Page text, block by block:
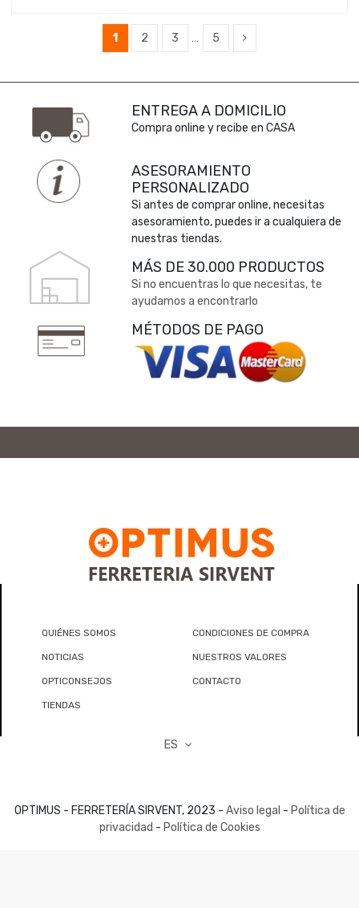
1 2 3 … 5
ENTREGA A DOMICILIO
Compra online y recibe en CASA
ASESORAMIENTO
PERSONALIZADO
Si antes de comprar online, necesitas
asesoramiento, puedes ir a cualquiera de
nuestras tiendas.
MÁS DE 30.000 PRODUCTOS
Si no encuentras lo que necesitas, te
ayudamos a encontrarlo
MÉTODOS DE PAGO
QUIÉNES SOMOS CONDICIONES DE COMPRA
NOTICIAS NUESTROS VALORES
OPTICONSEJOS CONTACTO
TIENDAS
ES
OPTIMUS - FERRETERÍA SIRVENT, 2023 - Aviso legal - Política de
privacidad - Política de Cookies